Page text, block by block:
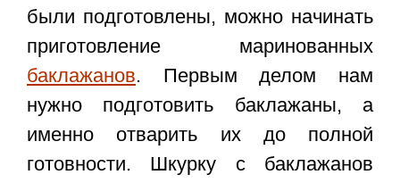
были подготовлены, можно начинать
приготовление маринованных
баклажанов. Первым делом нам
нужно подготовить баклажаны, а
именно отварить их до полной
готовности. Шкурку с баклажанов